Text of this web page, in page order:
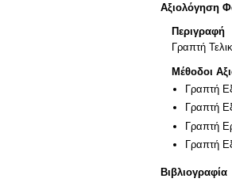
Αξιολόγηση
Περιγραφή
Γραπτή
Μέθοδοι
Γραπτή
Γραπτή
Γραπτή
Γραπτή
Βιβλιογραφία